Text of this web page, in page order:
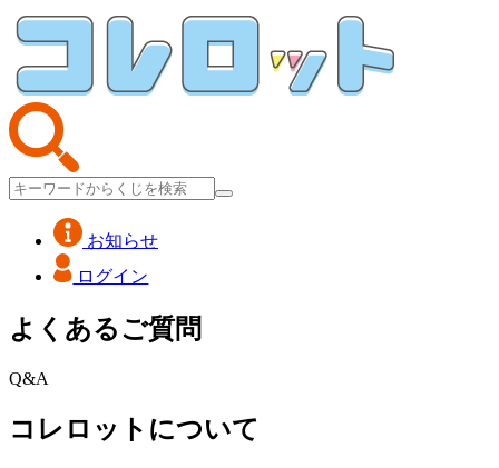
お知らせ
ログイン
よくあるご質問
Q&A
コレロットについて